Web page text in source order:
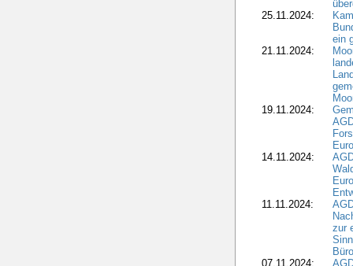
25.11.2024:
ein
21.11.2024:
19.11.2024:
14.11.2024:
11.11.2024:
zur
07.11.2024: